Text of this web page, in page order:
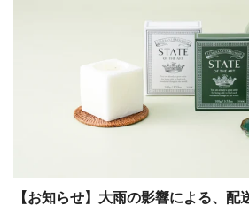
【お知らせ】大雨の影響による、配